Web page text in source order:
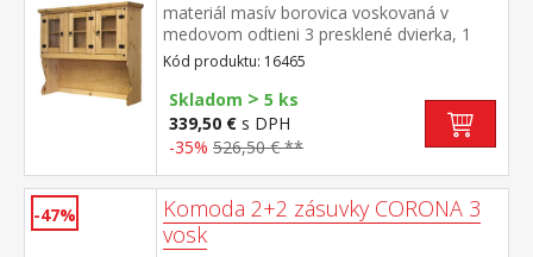
materiál masív borovica voskovaná v
medovom odtieni 3 presklené dvierka, 1
polica, kovové ozdobné úchytky vhodný
doplnok ku komode CORONA 1639 alebo
1632 súčasť zostavy Corona
Kód produktu: 16465
Skladom > 5 ks
339,50 € s DPH
-35% 526,50 € **
-47%
Komoda 2+2 zásuvky CORONA 3
vosk